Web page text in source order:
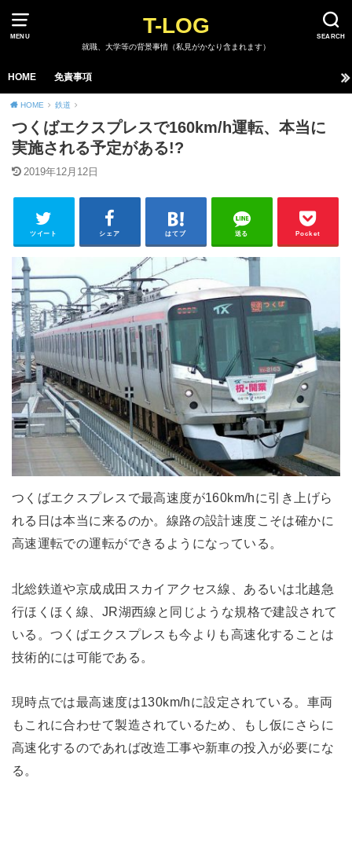
MENU SEARCH
T-LOG
就職、大学等の背景事情（私見がかなり含まれます）
HOME 免責事項
HOME 鉄道
つくばエクスプレスで160km/h運転、本当に
実施される予定がある!?
2019年12月12日
ツイート シェア はてブ 送る Pocket
つくばエクスプレスで最高速度が160km/hに引き上げら
れる日は本当に来るのか。線路の設計速度こそは確かに
高速運転での運転ができるようになっている。
北総鉄道や京成成田スカイアクセス線、あるいは北越急
行ほくほく線、JR湖西線と同じような規格で建設されて
いる。つくばエクスプレスも今よりも高速化することは
技術的には可能である。
現時点では最高速度は130km/hに設定されている。車両
もこれに合わせて製造されているため、もし仮にさらに
高速化するのであれば改造工事や新車の投入が必要にな
る。